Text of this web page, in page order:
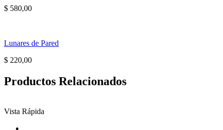
$ 580,00
Lunares de Pared
$ 220,00
Productos Relacionados
Vista Rápida